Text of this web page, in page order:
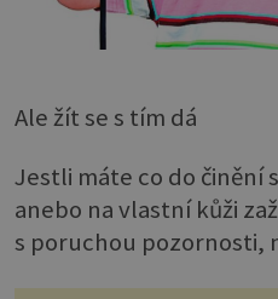
Ale žít se s tím dá
Jestli máte co do činění
anebo na vlastní kůži
s poruchou pozornosti,